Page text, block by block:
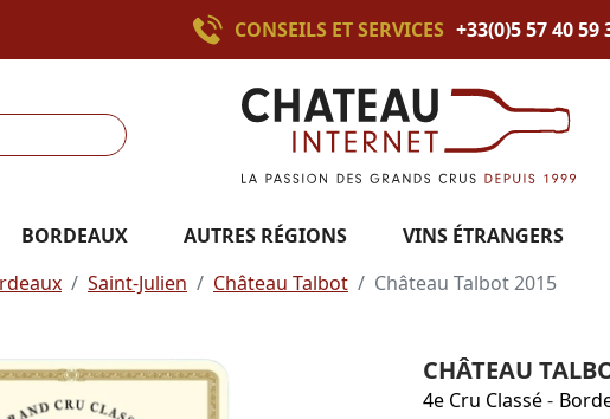
CONSEILS ET SERVICES +33(0)5 57 40 59
BORDEAUX AUTRES RÉGIONS VINS ÉTRANGERS
Saint-Julien Château Talbot Château Talbot 2015
CHÂTEAU
4e Cru Classé-